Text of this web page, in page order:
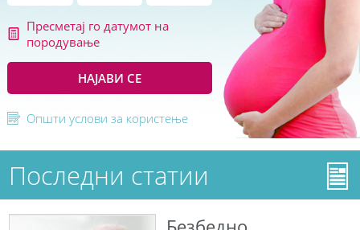
Пресметај го датумот на
породување
НАЈАВИ СЕ
Општи услови за користење
Последни статии